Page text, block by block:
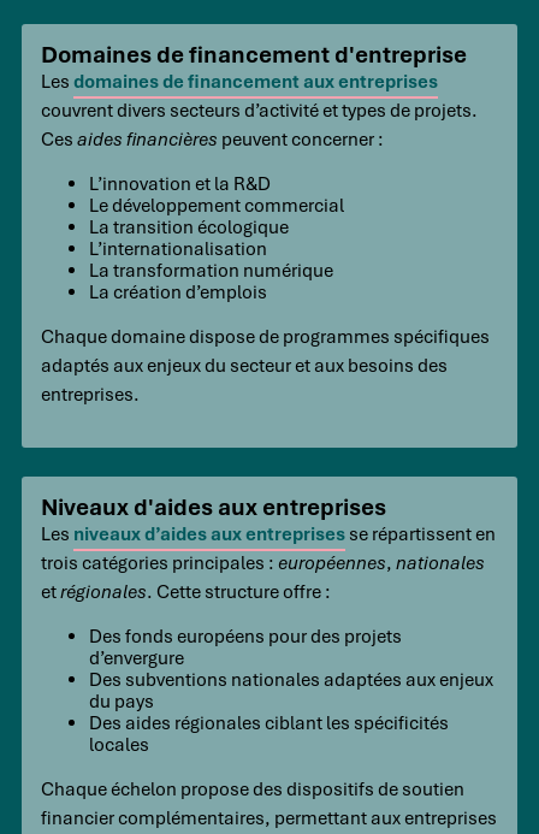
Domaines de financement d'entreprise
Les domaines de financement aux entreprises
couvrent divers secteurs d’activité et types de projets.
Ces aides financières peuvent concerner :
L’innovation et la R&D
Le développement commercial
La transition écologique
L’internationalisation
La transformation numérique
La création d’emplois
Chaque domaine dispose de programmes spécifiques
adaptés aux enjeux du secteur et aux besoins des
entreprises.
Niveaux d'aides aux entreprises
Les niveaux d’aides aux entreprises se répartissent en
trois catégories principales : européennes, nationales
etrégionales. Cette structure offre :
Des fonds européens pour des projets
d’envergure
Des subventions nationales adaptées aux enjeux
du pays
Des aides régionales ciblant les spécificités
locales
Chaque échelon propose des dispositifs de soutien
financier complémentaires, permettant aux entreprises